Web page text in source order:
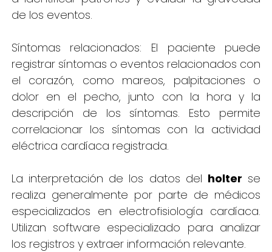
de los eventos.
Síntomas relacionados: El paciente puede
registrar síntomas o eventos relacionados con
el corazón, como mareos, palpitaciones o
dolor en el pecho, junto con la hora y la
descripción de los síntomas. Esto permite
correlacionar los síntomas con la actividad
eléctrica cardíaca registrada.
La interpretación de los datos del holter se
realiza generalmente por parte de médicos
especializados en electrofisiología cardíaca.
Utilizan software especializado para analizar
los registros y extraer información relevante.